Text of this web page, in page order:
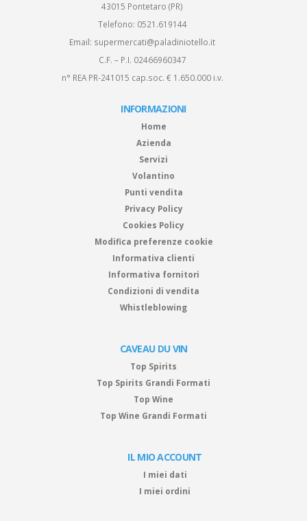
43015 Pontetaro (PR)
Telefono: 0521.619144
Email: supermercati@paladiniotello.it
C.F. – P.I. 02466960347
n° REA PR-241015 cap.soc. € 1.650.000 i.v.
INFORMAZIONI
Home
Azienda
Servizi
Volantino
Punti vendita
Privacy Policy
Cookies Policy
Modifica preferenze cookie
Informativa clienti
Informativa fornitori
Condizioni di vendita
Whistleblowing
CAVEAU DU VIN
Top Spirits
Top Spirits Grandi Formati
Top Wine
Top Wine Grandi Formati
IL MIO ACCOUNT
I miei dati
I miei ordini